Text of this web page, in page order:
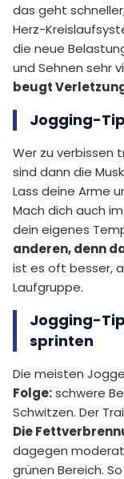
das geht
Herz-
die neue
und Sehnen sehr
beugt
Jogging-
Wer zu verbissen
sind dann die
Lass deine Arme
Mach dich auch
dein eigenes
anderen, denn
ist es oft besser,
Laufgruppe.
Jogging-
sprinten
Die meisten
Folge:schwere
Schwitzen. Der
Die
dagegen
grünen Bereich.